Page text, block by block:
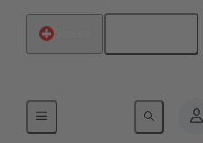
Raccordement carte